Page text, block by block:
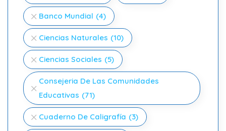
Banco Mundial (4)
Ciencias Naturales (10)
Ciencias Sociales (5)
Consejeria De Las Comunidades
Educativas (71)
Cuaderno De Caligrafía (3)